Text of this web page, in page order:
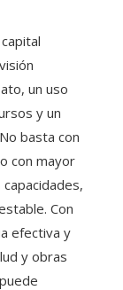
un uso
y un
basta con
con mayor
Con
efectiva y
y obras